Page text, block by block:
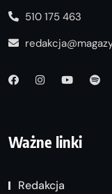
510 175 463
Ważne linki
Redakcja